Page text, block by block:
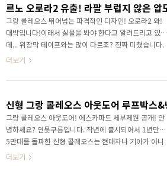
그랑 콜레오스 보다 강력하다!&nbsp;&nbsp;"> 안녕
하세요, 연못구름입니다.아직 공식 발표도 안 됐는데, 오
로라2의 최초 제원이 확인됐습니다.제조사가 출시를 앞
두고 있다는 정황을 파악할 수 있는 정보가 환경부 인증
이 확정되었다는 것이구요! 곧 출시 임박 정황입니다. ..
그랑 콜레오스 뛰어넘는 파격적인 디자인! 오로라2 와!
대박입니다!이래서 실물을 봐야 한다고 알려드리고 있는
데... 위장막 테이프와는 많이 다르죠? 진짜 미쳤습니다.
이 정도라면.. 많은 분들이 기다리셨던... 그랑 콜레오스
유!&nbsp;&nbsp;"> 라팔과 비교해도 충분히 괜찮은
드리겠습니다. 저는 이 정도의 디자인으로 출시가 될 것
이라고 생각하기 힘들었습니다. 진짜 멋져요! 렌더링이
유출되기 전에 중국에서 위장막 테이프 차량이 포착되어
면서 반응이 너무 파격적이다!이렇게 나오지 않을 것 같
페형 SUV 디자인을 기대하셨..
더보기
그랑 콜레오스 아웃도어! 에스카파드 세부제원 공개! 안
녕하세요? 연못구름입니다. 작년에 출시되어서 1년만에
5만대를 돌파한 신형 콜레오스는 현대차나 기아가 아니
지만, 상품성이 좋으면 국내에서 충분히 통(?)한다는 모
더보기